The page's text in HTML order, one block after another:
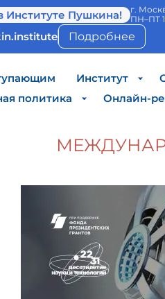
Институте Пушкина!
г.
ПН–ПТ
Подробнее
Институт
политика
Онлайн-